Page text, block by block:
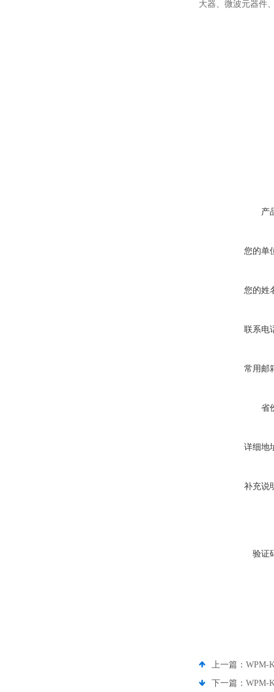
大器、微波元器件
产
您的单
您的姓
联系电
常用邮
省
详细地
补充说
验证
上一篇： WPM-
下一篇： WPM-